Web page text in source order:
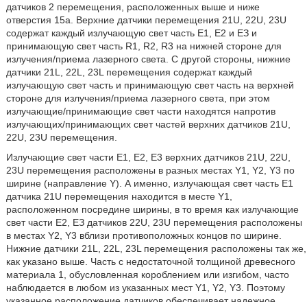
датчиков 2 перемещения, расположенных выше и ниже
отверстия 15а. Верхние датчики перемещения 21U, 22U, 23U
содержат каждый излучающую свет часть E1, E2 и ЕЗ и
принимающую свет часть R1, R2, R3 на нижней стороне для
излучения/приема лазерного света. С другой стороны, нижние
датчики 21L, 22L, 23L перемещения содержат каждый
излучающую свет часть и принимающую свет часть на верхней
стороне для излучения/приема лазерного света, при этом
излучающие/принимающие свет части находятся напротив
излучающих/принимающих свет частей верхних датчиков 21U,
22U, 23U перемещения.
Излучающие свет части E1, E2, Е3 верхних датчиков 21U, 22U,
23U перемещения расположены в разных местах Y1, Y2, Y3 по
ширине (направление Y). А именно, излучающая свет часть Е1
датчика 21U перемещения находится в месте Y1,
расположенном посредине ширины, в то время как излучающие
свет части E2, ЕЗ датчиков 22U, 23U перемещения расположены
в местах Y2, Y3 вблизи противоположных концов по ширине.
Нижние датчики 21L, 22L, 23L перемещения расположены так же,
как указано выше. Часть с недостаточной толщиной древесного
материала 1, обусловленная короблением или изгибом, часто
наблюдается в любом из указанных мест Y1, Y2, Y3. Поэтому